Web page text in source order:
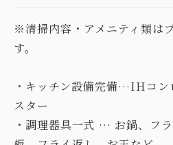
※清掃内容・アメニティ類は
す。
・キッチン設備完備…IHコン
スター
・調理器具一式 … お鍋、フ